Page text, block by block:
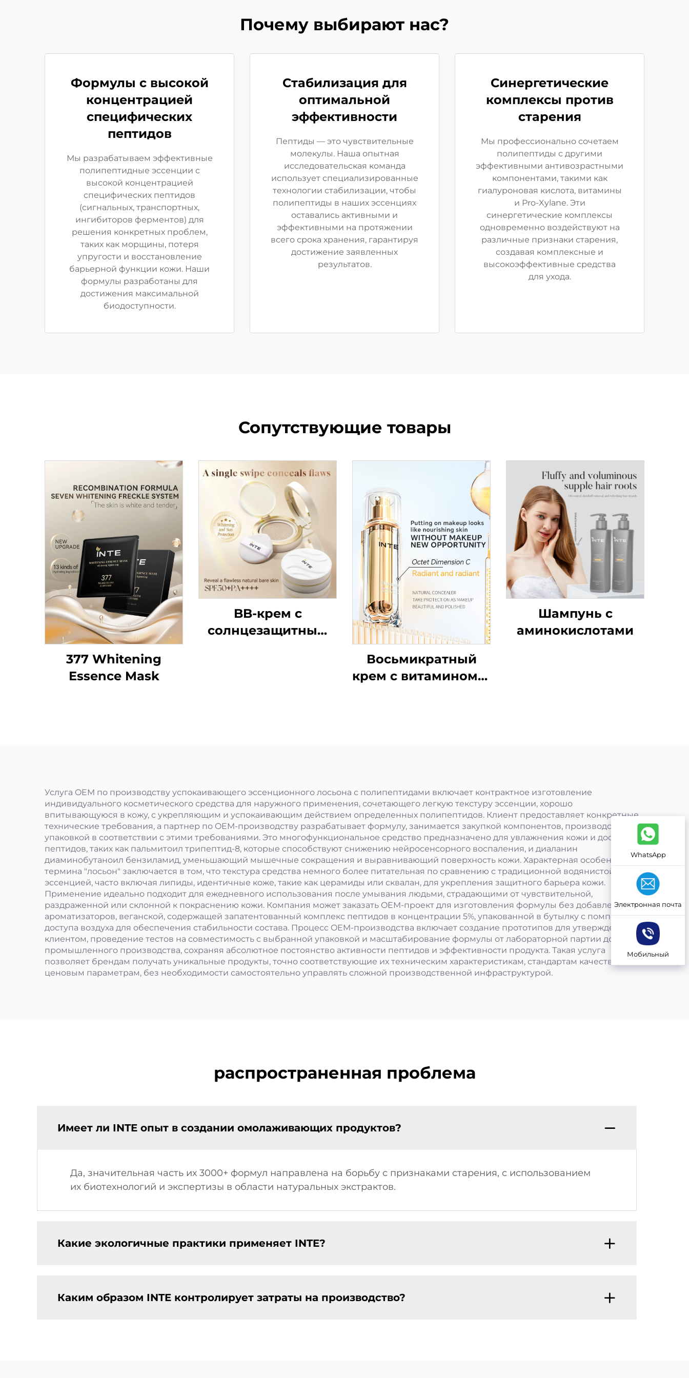
Почему выбирают нас?
Формулы с высокой
концентрацией
специфических
пептидов
Мы разрабатываем эффективные
полипептидные эссенции с
высокой концентрацией
специфических пептидов
(сигнальных, транспортных,
ингибиторов ферментов) для
решения конкретных проблем,
таких как морщины, потеря
упругости и восстановление
барьерной функции кожи. Наши
формулы разработаны для
достижения максимальной
биодоступности.
Стабилизация для
оптимальной
эффективности
Пептиды — это чувствительные
молекулы. Наша опытная
исследовательская команда
использует специализированные
технологии стабилизации, чтобы
полипептиды в наших эссенциях
оставались активными и
эффективными на протяжении
всего срока хранения, гарантируя
достижение заявленных
результатов.
Синергетические
комплексы против
старения
Мы профессионально сочетаем
полипептиды с другими
эффективными антивозрастными
компонентами, такими как
гиалуроновая кислота, витамины
и Pro-Xylane. Эти
синергетические комплексы
одновременно воздействуют на
различные признаки старения,
создавая комплексные и
высокоэффективные средства
для ухода.
Сопутствующие товары
377 Whitening
Essence Mask
BB-крем с
солнцезащитным
Восьмикратный
крем с витамином C
Шампунь с
аминокислотами
Услуга OEM по производству успокаивающего эссенционного лосьона с полипептидами включает контрактное изготовление
индивидуального косметического средства для наружного применения, сочетающего легкую текстуру эссенции, хорошо
впитывающуюся в кожу, с укрепляющим и успокаивающим действием определенных полипептидов. Клиент предоставляет конкретные
технические требования, а партнер по OEM-производству разрабатывает формулу, занимается закупкой компонентов, производством и
упаковкой в соответствии с этими требованиями. Это многофункциональное средство предназначено для увлажнения кожи и доставки
пептидов, таких как пальмитоил трипептид-8, которые способствуют снижению нейросенсорного воспаления, и диаланин
диаминобутаноил бензиламид, уменьшающий мышечные сокращения и выравнивающий поверхность кожи. Характерная особенность
термина "лосьон" заключается в том, что текстура средства немного более питательная по сравнению с традиционной водянистой
эссенцией, часто включая липиды, идентичные коже, такие как церамиды или сквалан, для укрепления защитного барьера кожи.
Применение идеально подходит для ежедневного использования после умывания людьми, страдающими от чувствительной,
раздраженной или склонной к покраснению кожи. Компания может заказать OEM-проект для изготовления формулы без добавления
ароматизаторов, веганской, содержащей запатентованный комплекс пептидов в концентрации 5%, упакованной в бутылку с помпой без
доступа воздуха для обеспечения стабильности состава. Процесс OEM-производства включает создание прототипов для утверждения
клиентом, проведение тестов на совместимость с выбранной упаковкой и масштабирование формулы от лабораторной партии до
промышленного производства, сохраняя абсолютное постоянство активности пептидов и эффективности продукта. Такая услуга
позволяет брендам получать уникальные продукты, точно соответствующие их техническим характеристикам, стандартам качества и
ценовым параметрам, без необходимости самостоятельно управлять сложной производственной инфраструктурой.
распространенная проблема
Имеет ли INTE опыт в создании омолаживающих продуктов?
Да, значительная часть их 3000+ формул направлена на борьбу с признаками старения, с использованием
их биотехнологий и экспертизы в области натуральных экстрактов.
Какие экологичные практики применяет INTE?
Каким образом INTE контролирует затраты на производство?
WhatsApp
Электронная почта
Мобильный